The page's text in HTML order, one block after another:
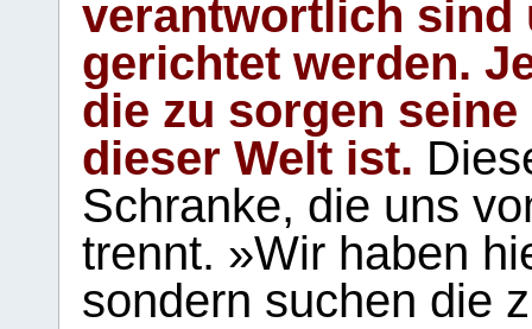
verantwortlich sind
gerichtet werden.
die zu sorgen
dieser Welt ist.
Schranke, die uns
trennt. »Wir haben
sondern suchen die